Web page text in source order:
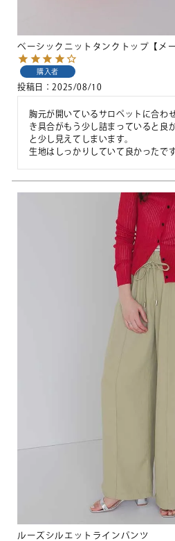
ベーシックニットタンクトップ【メ
購入者
投稿日 2025/08/10
胸元が開いているサロペットに合わ
き具合がもう少し詰まっていると良
と少し見えてしまいます。
生地はしっかりしていて良かったです
ルーズシルエットラインパンツ